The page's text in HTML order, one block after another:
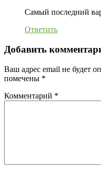
Самый последний
Ответить
Добавить
Ваш адрес email не будет
помечены *
Комментарий *